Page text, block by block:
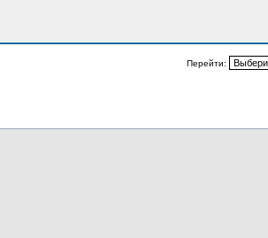
Перейти: